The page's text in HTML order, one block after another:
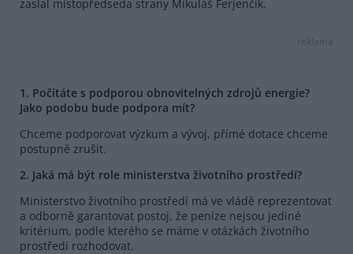
zaslal místopředseda strany Mikuláš Ferjenčík.
reklama
1. Počítáte s podporou obnovitelných zdrojů energie?
Jako podobu bude podpora mít?
Chceme podporovat výzkum a vývoj, přímé dotace chceme
postupně zrušit.
2. Jaká má být role ministerstva životního prostředí?
Ministerstvo životního prostředí má ve vládě reprezentovat
a odborně garantovat postoj, že peníze nejsou jediné
kritérium, podle kterého se máme v otázkách životního
prostředí rozhodovat.